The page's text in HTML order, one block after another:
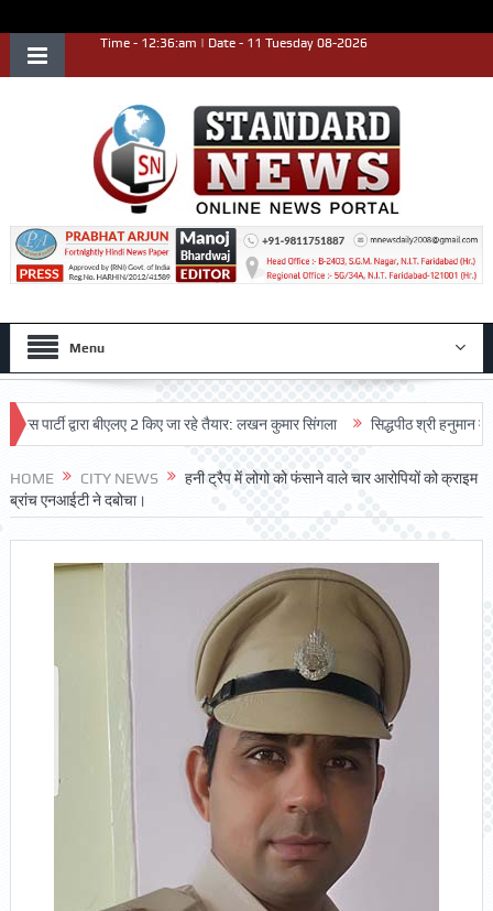
Time - 12:36:am | Date - 11 Tuesday 08-2026
Menu
द्वारा बीएलए 2 किए जा रहे तैयार: लखन कुमार सिंगला सिद्धपीठ श्री हनुमान मंदिर का
HOME CITY NEWS
हनी ट्रैप में लोगो को फंसाने वाले चार आरोपियों को क्राइम
ब्रांच एनआईटी ने दबोचा।